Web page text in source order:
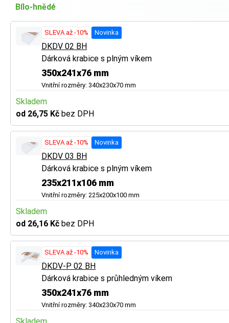
Bílo-hnědé
SLEVA až -10% Novinka
DKDV 02 BH
Dárková krabice s plným víkem
350x241x76 mm
Vnitřní rozměry: 340x230x70 mm
Skladem
od 26,75 Kč bez DPH
SLEVA až -10% Novinka
DKDV 03 BH
Dárková krabice s plným víkem
235x211x106 mm
Vnitřní rozměry: 225x200x100 mm
Skladem
od 26,16 Kč bez DPH
SLEVA až -10% Novinka
DKDV-P 02 BH
Dárková krabice s průhledným víkem
350x241x76 mm
Vnitřní rozměry: 340x230x70 mm